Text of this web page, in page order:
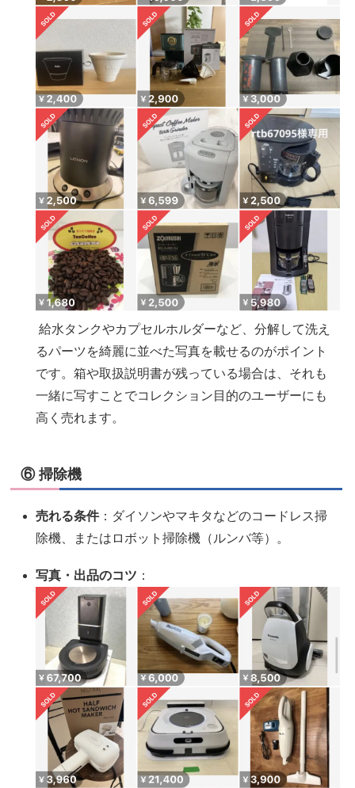
給水タンクやカプセルホルダーなど、分解して洗え
るパーツを綺麗に並べた写真を載せるのがポイント
です。箱や取扱説明書が残っている場合は、それも
一緒に写すことでコレクション目的のユーザーにも
高く売れます。
⑥ 掃除機
売れる条件：ダイソンやマキタなどのコードレス掃
除機、またはロボット掃除機（ルンバ等）。
写真・出品のコツ ：